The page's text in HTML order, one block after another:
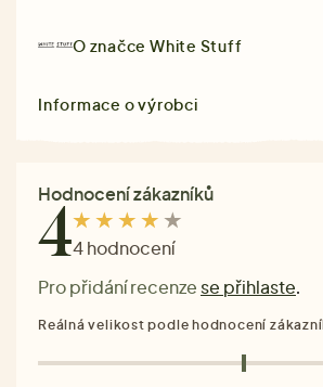
O značceWhite Stuff
Informace o výrobci
Hodnocení zákazníků
44 hodnocení
Pro přidání recenze se přihlaste.
Reálná velikost podle hodnocení